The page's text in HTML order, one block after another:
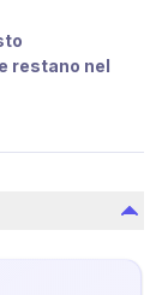
restano nel